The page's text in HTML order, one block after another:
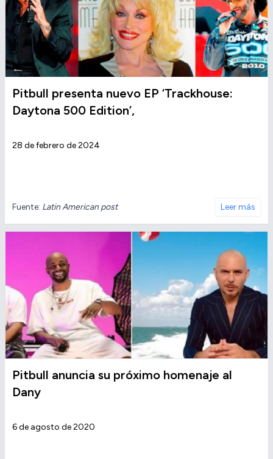
Pitbull presenta nuevo EP ‘Trackhouse:
Daytona 500 Edition’,
28 de febrero de 2024
Fuente: Latin American post Leer más
Pitbull anuncia su próximo homenaje al
Dany
6 de agosto de 2020